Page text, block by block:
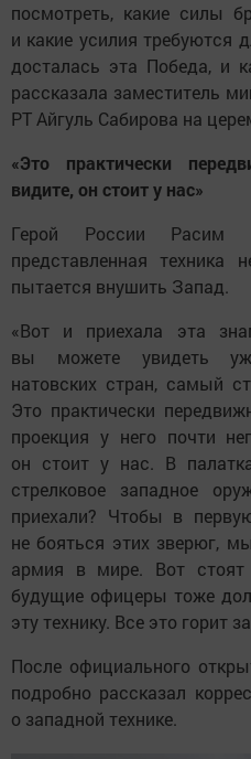
посмотреть, какие силы
и какие усилия требуются
досталась эта Победа, и
рассказала заместитель
РТ Айгуль Сабирова на
«Это практически
видите, он стоит у нас»
Герой России Расим
представленная
пытается внушить Запад.
«Вот и приехала эта
вы можете увидеть
натовских стран, самый
Это практически
проекция у него почти
он стоит у нас. В
стрелковое западное
приехали? Чтобы в
не бояться этих зверюг,
армия в мире. Вот
будущие офицеры тоже
эту технику. Все это горит
После официального
подробно рассказал
о западной технике.